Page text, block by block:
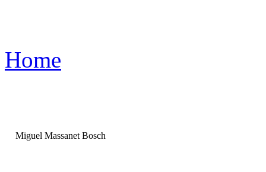
Home
Miguel Massanet Bosch